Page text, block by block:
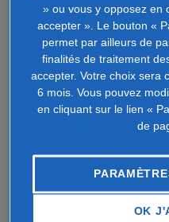
» ou vous y opposez en
accepter ». Le bouton «
permet par ailleurs de
finalités de traitement
accepter. Votre choix sera
6 mois. Vous pouvez
en cliquant sur le lien «
de
OK